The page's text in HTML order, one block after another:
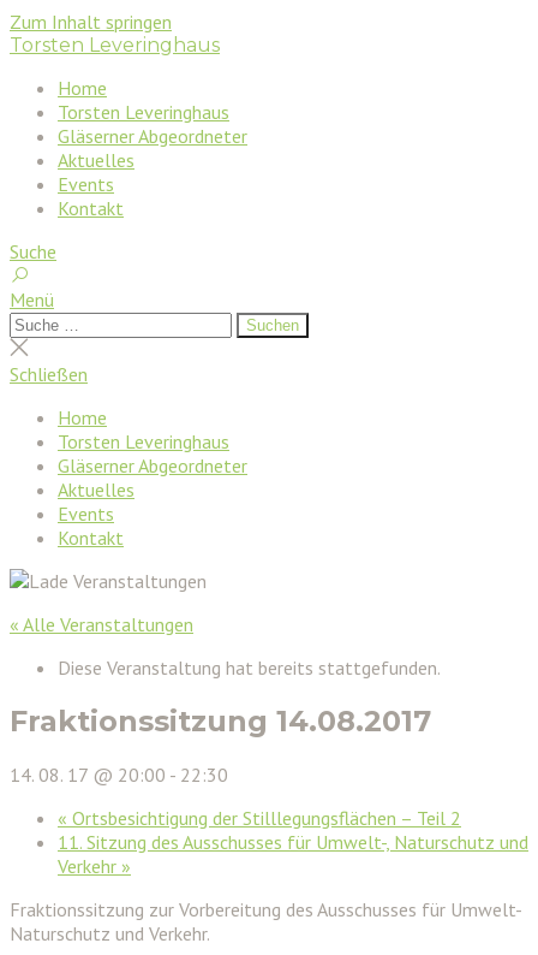
Zum Inhalt springen
Torsten Leveringhaus
Home
Torsten Leveringhaus
Gläserner Abgeordneter
Aktuelles
Events
Kontakt
Suche
Menü
Suchen
nach:
Suchen
Suche
schließen
Schließen
Home
Torsten Leveringhaus
Gläserner Abgeordneter
Aktuelles
Events
Kontakt
« Alle Veranstaltungen
Diese Veranstaltung hat bereits stattgefunden.
Fraktionssitzung 14.08.2017
14. 08. 17 @ 20:00 - 22:30
« Ortsbesichtigung der Stilllegungsflächen – Teil 2
11. Sitzung des Ausschusses für Umwelt-, Naturschutz und
Verkehr »
Fraktionssitzung zur Vorbereitung des Ausschusses für Umwelt-
Naturschutz und Verkehr.